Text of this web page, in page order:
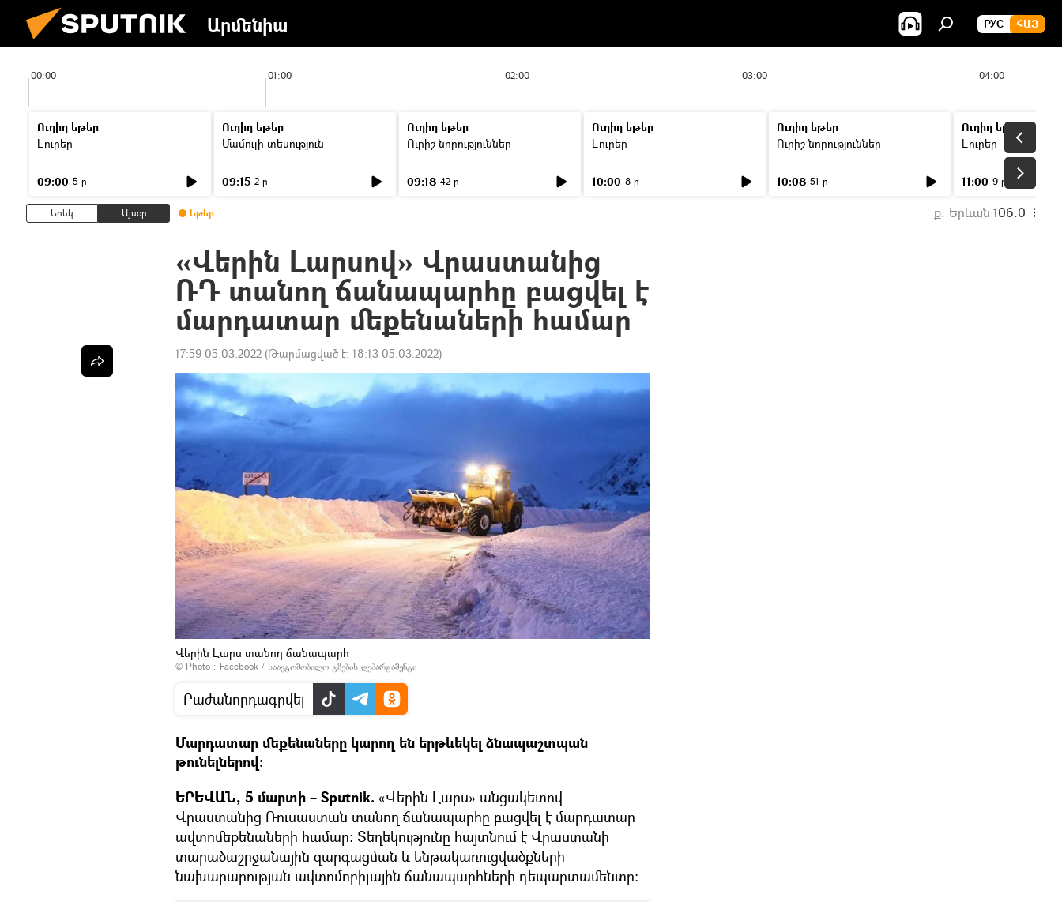
Արմենիա РУС ՀԱՅ
00:00 01:00 02:00 03:00 04:00
Ուղիղ եթեր
Լուրեր
09:00 5 ր
Ուղիղ եթեր
Մամուլի տեսություն
09:15 2 ր
Ուղիղ եթեր
Ուրիշ նորություններ
09:18 42 ր
Ուղիղ եթեր
Լուրեր
10:00 8 ր
Ուղիղ եթեր
Ուրիշ նորություններ
10:08 51 ր
Ուղիղ եթեր
Լուրեր
11:00 9 ր
Երեկ Այսօր Եթեր ք. Երևան 106.0
«Վերին Լարսով» Վրաստանից
ՌԴ տանող ճանապարհը բացվել է
մարդատար մեքենաների համար
17:59 05.03.2022 (Թարմացված է: 18:13 05.03.2022)
Վերին Լարս տանող ճանապարհ
© Photo : Facebook / საავტომობილო გზების დეპარტამენტი
Բաժանորդագրվել
Մարդատար մեքենաները կարող են երթևեկել ձնապաշտպան
թունելներով։
ԵՐԵՎԱՆ, 5 մարտի – Sputnik. «Վերին Լարս» անցակետով
Վրաստանից Ռուսաստան տանող ճանապարհը բացվել է մարդատար
ավտոմեքենաների համար: Տեղեկությունը հայտնում է Վրաստանի
տարածաշրջանային զարգացման և ենթակառուցվածքների
նախարարության ավտոմոբիլային ճանապարհների դեպարտամենտը։